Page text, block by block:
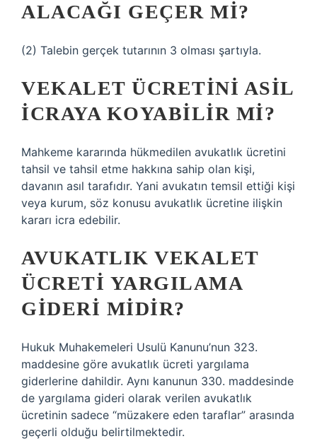
ALACAĞI GEÇER MI?
(2) Talebin gerçek tutarının 3 olması şartıyla.
VEKALET ÜCRETINI ASIL
ICRAYA KOYABILIR MI?
Mahkeme kararında hükmedilen avukatlık ücretini
tahsil ve tahsil etme hakkına sahip olan kişi,
davanın asıl tarafıdır. Yani avukatın temsil ettiği kişi
veya kurum, söz konusu avukatlık ücretine ilişkin
kararı icra edebilir.
AVUKATLIK VEKALET
ÜCRETI YARGILAMA
GIDERI MIDIR?
Hukuk Muhakemeleri Usulü Kanunu’nun 323.
maddesine göre avukatlık ücreti yargılama
giderlerine dahildir. Aynı kanunun 330. maddesinde
de yargılama gideri olarak verilen avukatlık
ücretinin sadece “müzakere eden taraflar” arasında
geçerli olduğu belirtilmektedir.